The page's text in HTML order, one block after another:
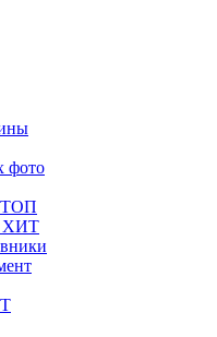
фото
ТОП
ХИТ